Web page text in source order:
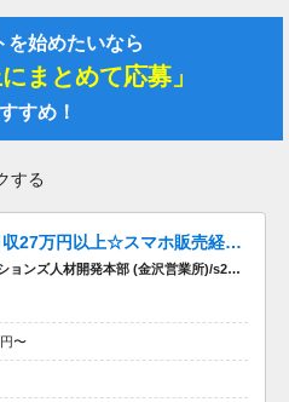
いれば必見！
社で15回勤務すると
円ずつ支給！
より、あなたに＋2万円プレゼ
'.・。
ことがある方（レジ打ち・会計業
を始めたいなら
まとめて応募」
すめ！
する
土日祝休み/残業なし/月収27万円以上☆スマホ販売経験が活かせる店舗巡回＠石川
株式会社ヒト・コミュニケーションズ人材開発本部 (金沢営業所)/s2f29samu0520
〜